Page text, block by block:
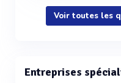
Voir toutes les
Entreprises